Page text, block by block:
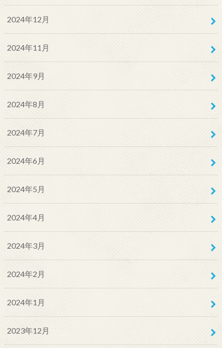
2024年12月
2024年11月
2024年9月
2024年8月
2024年7月
2024年6月
2024年5月
2024年4月
2024年3月
2024年2月
2024年1月
2023年12月